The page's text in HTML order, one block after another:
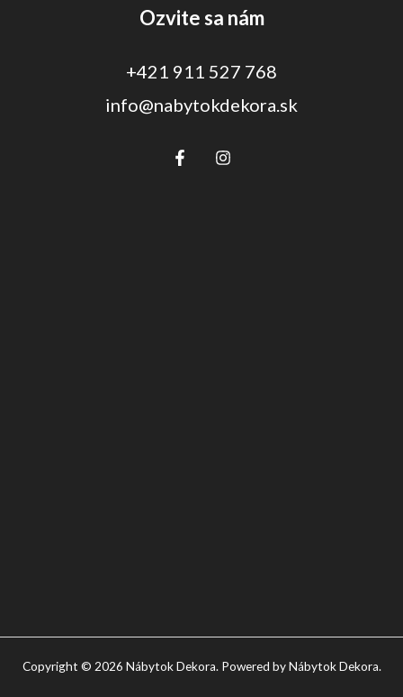
Ozvite sa nám
+421 911 527 768
info@nabytokdekora.sk
Copyright © 2026 Nábytok Dekora. Powered by Nábytok Dekora.